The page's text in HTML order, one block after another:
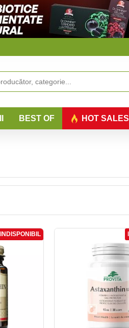
BEST OF HOT SALES
INDISPONIBIL